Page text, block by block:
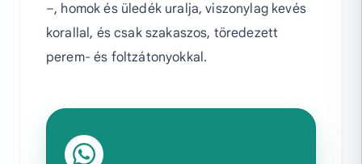
–, homok és üledék uralja, viszonylag kevés
korallal, és csak szakaszos, töredezett
perem- és foltzátonyokkal.